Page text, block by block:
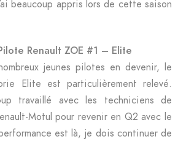
beaucoup appris lors de cette saison
Renault ZOE #1 – Elite
jeunes pilotes en devenir, le
Elite est particulièrement relevé.
travaillé avec les techniciens de
Motul pour revenir en Q2 avec le
est là, je dois continuer de